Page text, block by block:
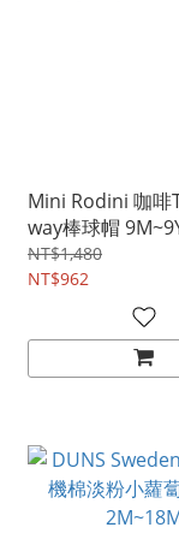
Mini Rodini 咖啡
way棒球帽
NT$1,480
NT$962